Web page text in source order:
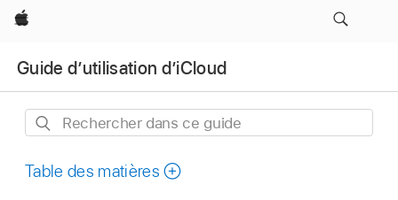
Apple
Guide d’utilisation d’iCloud
Rechercher
ce
Table des matières